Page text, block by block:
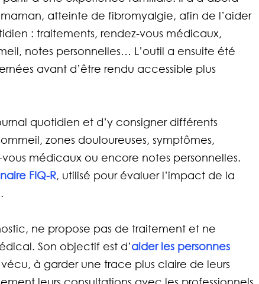
atteinte de fibromyalgie, afin de l’aider
: traitements, rendez-vous médicaux,
notes personnelles… L’outil a ensuite été
avant d’être rendu accessible plus
quotidien et d’y consigner différents
zones douloureuses, symptômes,
médicaux ou encore notes personnelles.
FIQ-R, utilisé pour évaluer l’impact de la
ne propose pas de traitement et ne
Son objectif est d’aider les personnes
à garder une trace plus claire de leurs
leurs consultations avec les professionnels